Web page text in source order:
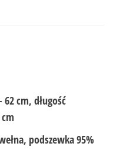
cm, długość
podszewka 95%